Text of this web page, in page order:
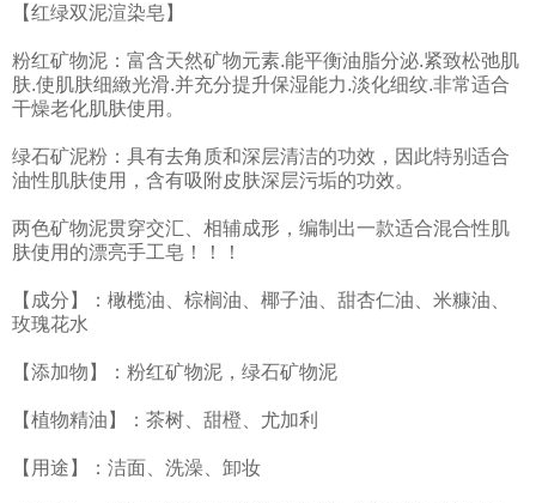
【红绿双泥渲染皂】
粉红矿物泥：富含天然矿物元素.能平衡油脂分泌.紧致松弛肌
肤.使肌肤细緻光滑.并充分提升保湿能力.淡化细纹.非常适合
干燥老化肌肤使用。
绿石矿泥粉：具有去角质和深层清洁的功效，因此特别适合
油性肌肤使用，含有吸附皮肤深层污垢的功效。
两色矿物泥贯穿交汇、相辅成形，编制出一款适合混合性肌
肤使用的漂亮手工皂！！！
【成分】：橄榄油、棕榈油、椰子油、甜杏仁油、米糠油、
玫瑰花水
【添加物】：粉红矿物泥，绿石矿物泥
【植物精油】：茶树、甜橙、尤加利
【用途】：洁面、洗澡、卸妆